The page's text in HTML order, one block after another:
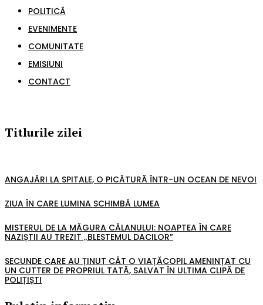
POLITICĂ
EVENIMENTE
COMUNITATE
EMISIUNI
CONTACT
Titlurile zilei
ANGAJĂRI LA SPITALE, O PICĂTURĂ ÎNTR-UN OCEAN DE NEVOI
ZIUA ÎN CARE LUMINA SCHIMBĂ LUMEA
MISTERUL DE LA MĂGURA CĂLANULUI: NOAPTEA ÎN CARE
NAZIȘTII AU TREZIT „BLESTEMUL DACILOR”
SECUNDE CARE AU ȚINUT CÂT O VIAȚĂCOPIL AMENINȚAT CU
UN CUTTER DE PROPRIUL TATĂ, SALVAT ÎN ULTIMA CLIPĂ DE
POLIȚIȘTI